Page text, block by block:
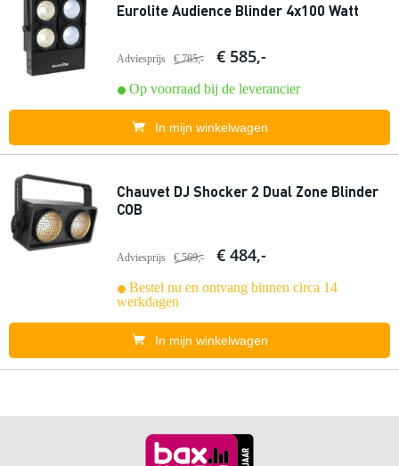
Eurolite Audience Blinder 4x100 Watt
Adviesprijs € 785,- € 585,-
Op voorraad bij de leverancier
In mijn winkelwagen
Chauvet DJ Shocker 2 Dual Zone Blinder
COB
Adviesprijs € 569,- € 484,-
Bestel nu en ontvang binnen circa 14
werkdagen
In mijn winkelwagen